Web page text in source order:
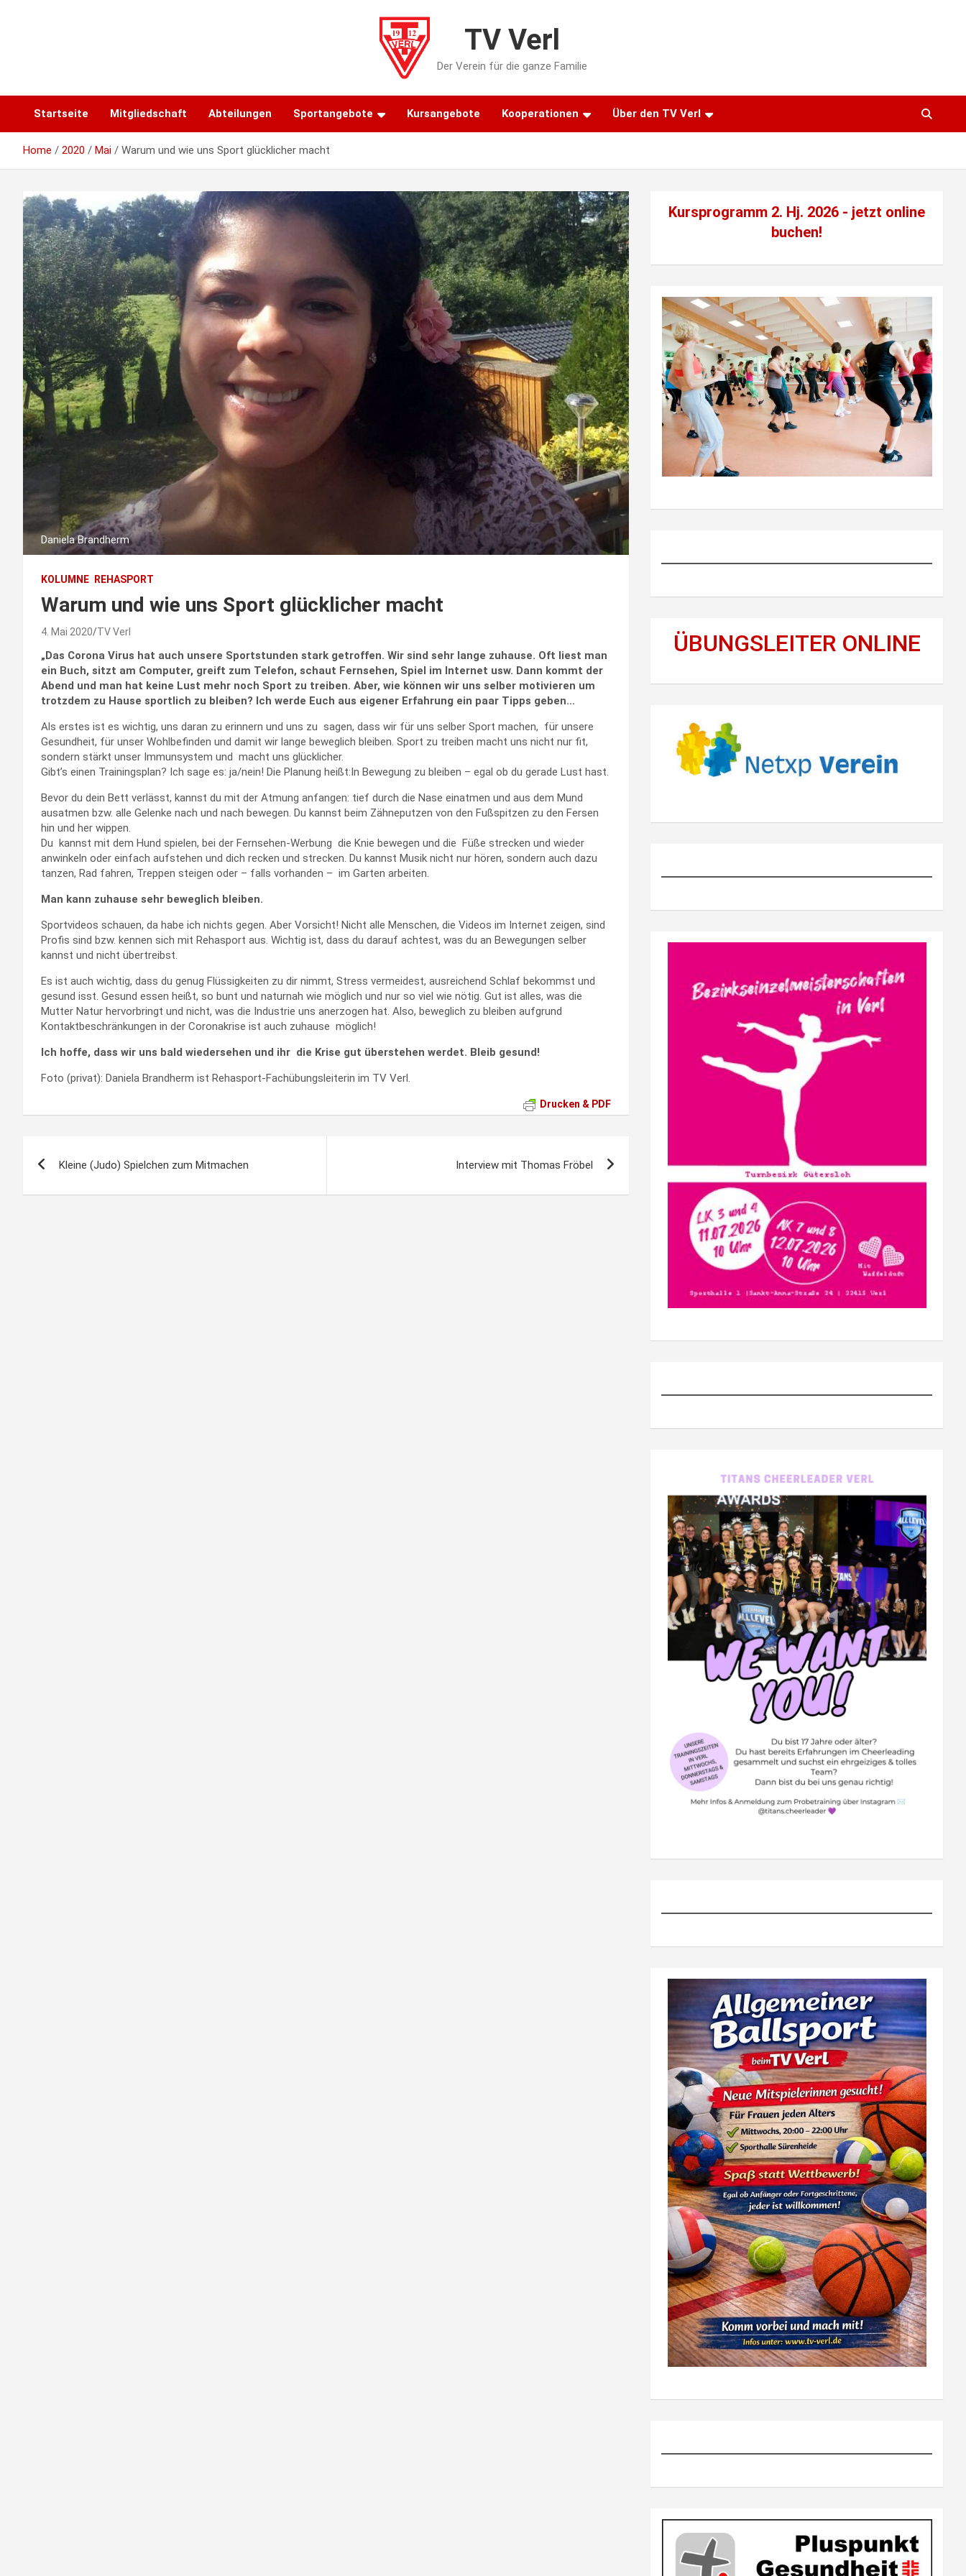
TV Verl
Der Verein für die ganze Familie
Startseite Mitgliedschaft Abteilungen Sportangebote Kursangebote Kooperationen Über den TV Verl
Home 2020 Mai Warum und wie uns Sport glücklicher macht
Daniela Brandherm
KOLUMNE REHASPORT
Warum und wie uns Sport glücklicher macht
4. Mai 2020 TV Verl
„Das Corona Virus hat auch unsere Sportstunden stark getroffen. Wir sind sehr lange zuhause. Oft liest man
ein Buch, sitzt am Computer, greift zum Telefon, schaut Fernsehen, Spiel im Internet usw. Dann kommt der
Abend und man hat keine Lust mehr noch Sport zu treiben. Aber, wie können wir uns selber motivieren um
trotzdem zu Hause sportlich zu bleiben? Ich werde Euch aus eigener Erfahrung ein paar Tipps geben…
Als erstes ist es wichtig, uns daran zu erinnern und uns zu sagen, dass wir für uns selber Sport machen, für unsere
Gesundheit, für unser Wohlbefinden und damit wir lange beweglich bleiben. Sport zu treiben macht uns nicht nur fit,
sondern stärkt unser Immunsystem und macht uns glücklicher.
Gibt’s einen Trainingsplan? Ich sage es: ja/nein! Die Planung heißt:In Bewegung zu bleiben – egal ob du gerade Lust hast.
Bevor du dein Bett verlässt, kannst du mit der Atmung anfangen: tief durch die Nase einatmen und aus dem Mund
ausatmen bzw. alle Gelenke nach und nach bewegen. Du kannst beim Zähneputzen von den Fußspitzen zu den Fersen
hin und her wippen.
Du kannst mit dem Hund spielen, bei der Fernsehen-Werbung die Knie bewegen und die Füße strecken und wieder
anwinkeln oder einfach aufstehen und dich recken und strecken. Du kannst Musik nicht nur hören, sondern auch dazu
tanzen, Rad fahren, Treppen steigen oder – falls vorhanden – im Garten arbeiten.
Man kann zuhause sehr beweglich bleiben.
Sportvideos schauen, da habe ich nichts gegen. Aber Vorsicht! Nicht alle Menschen, die Videos im Internet zeigen, sind
Profis sind bzw. kennen sich mit Rehasport aus. Wichtig ist, dass du darauf achtest, was du an Bewegungen selber
kannst und nicht übertreibst.
Es ist auch wichtig, dass du genug Flüssigkeiten zu dir nimmt, Stress vermeidest, ausreichend Schlaf bekommst und
gesund isst. Gesund essen heißt, so bunt und naturnah wie möglich und nur so viel wie nötig. Gut ist alles, was die
Mutter Natur hervorbringt und nicht, was die Industrie uns anerzogen hat. Also, beweglich zu bleiben aufgrund
Kontaktbeschränkungen in der Coronakrise ist auch zuhause möglich!
Ich hoffe, dass wir uns bald wiedersehen und ihr die Krise gut überstehen werdet. Bleib gesund!
Foto (privat): Daniela Brandherm ist Rehasport-Fachübungsleiterin im TV Verl.
Drucken & PDF
Kleine (Judo) Spielchen zum Mitmachen Interview mit Thomas Fröbel
Kursprogramm 2. Hj. 2026 - jetzt online
buchen!
ÜBUNGSLEITER ONLINE